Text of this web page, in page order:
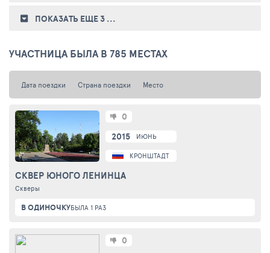
ПОКАЗАТЬ ЕЩЕ 3 ...
УЧАСТНИЦА БЫЛА В 785 МЕСТАХ
Дата поездки Страна поездки Место
2015 ИЮНЬ
КРОНШТАДТ
СКВЕР ЮНОГО ЛЕНИНЦА
Скверы
0
В ОДИНОЧКУБЫЛА 1 РАЗ
0